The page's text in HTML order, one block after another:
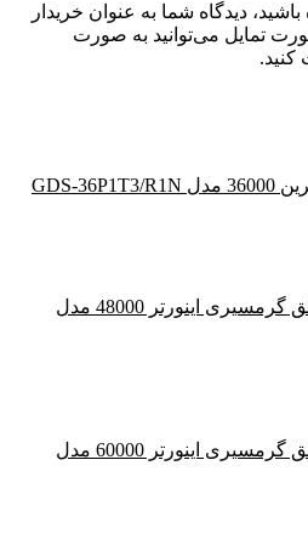
دیدگاه شما به عنوان خریدار
تمایل می‌توانید به صورت
کنید.
داکت اسپلیت مخصوص مناطق گرمسیری اینورتر 48000 مدل
داکت اسپلیت مخصوص مناطق گرمسیری اینورتر 60000 مدل